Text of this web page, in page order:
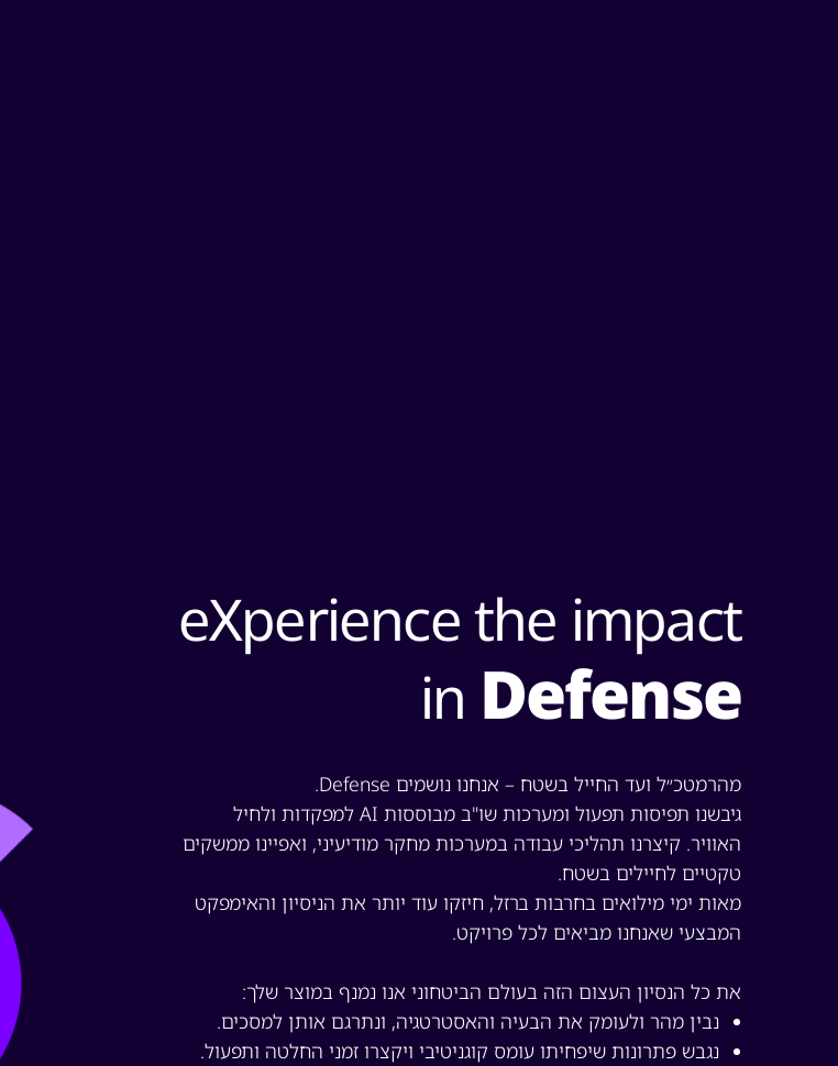
eXperience the impact
in Defense
מהרמטכ״ל ועד החייל בשטח – אנחנו נושמים Defense.
גיבשנו תפיסות תפעול ומערכות שו"ב מבוססות AI למפקדות ולחיל
האוויר. קיצרנו תהליכי עבודה במערכות מחקר מודיעיני, ואפיינו ממשקים
טקטיים לחיילים בשטח.
מאות ימי מילואים בחרבות ברזל, חיזקו עוד יותר את הניסיון והאימפקט
המבצעי שאנחנו מביאים לכל פרויקט.
את כל הנסיון העצום הזה בעולם הביטחוני אנו נמנף במוצר שלך:
נבין מהר ולעומק את הבעיה והאסטרטגיה, ונתרגם אותן למסכים.
נגבש פתרונות שיפחיתו עומס קוגניטיבי ויקצרו זמני החלטה ותפעול.